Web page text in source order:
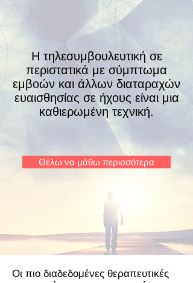
Η τηλεσυμβουλευτική σε
περιστατικά με σύμπτωμα
εμβοών και άλλων διαταραχών
ευαισθησίας σε ήχους είναι μια
καθιερωμένη τεχνική.
Θέλω να μάθω περισσότερα
Οι πιο διαδεδομένες θεραπευτικές